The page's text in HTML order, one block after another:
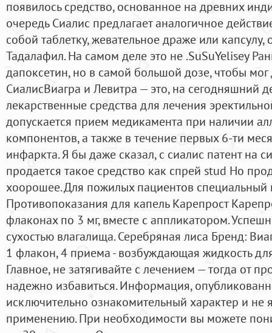
появилось средство, основанное на древних
очередь Сиалис предлагает аналогичное
собой таблетку, жевательное драже или капсулу,
Тадалафил. На самом деле это не .SuSuYelisey
дапоксетин, но в самой большой дозе, чтобы мог
СиалисВиагра и Левитра — это, на сегодняшний
лекарственные средства для лечения
допускается прием медикамента при наличии
компонентов, а также в течение первых 6-ти
инфаркта. Я бы даже сказал, с сиалис патент на
продается такое средство как спрей stud Но
хоорошее. Для пожилых пациентов специальный
Противопоказания для капель Карепрост
флаконах по 3 мг, вместе с аппликатором.
сухостью влагалища. Серебряная лиса Бренд:
1 флакон, 4 приема - возбуждающая жидкость
Главное, не затягивайте с лечением — тогда от
надежно избавиться. Информация,
исключительно ознакомительный характер и не
применению. При необходимости вы можете